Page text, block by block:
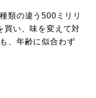
類の違う500ミリリ
買い、味を変えて対
、年齢に似合わず